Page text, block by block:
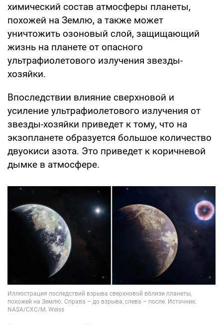
химический состав атмосферы планеты,
похожей на Землю, а также может
уничтожить озоновый слой, защищающий
жизнь на планете от опасного
ультрафиолетового излучения звезды-
хозяйки.
Впоследствии влияние сверхновой и
усиление ультрафиолетового излучения от
звезды-хозяйки приведет к тому, что на
экзопланете образуется большое количество
двуокиси азота. Это приведет к коричневой
дымке в атмосфере.